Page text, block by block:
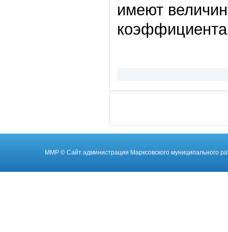
имеют
ММР © Cайт администрации Марксовского муниципального